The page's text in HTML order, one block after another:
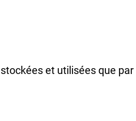
et utilisées que